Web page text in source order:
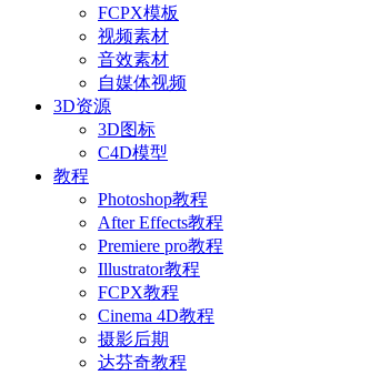
FCPX模板
视频素材
音效素材
自媒体视频
3D资源
3D图标
C4D模型
教程
Photoshop教程
After Effects教程
Premiere pro教程
Illustrator教程
FCPX教程
Cinema 4D教程
摄影后期
达芬奇教程